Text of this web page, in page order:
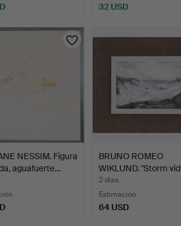
32 USD
NESSIM. Figura
aguafuerte…
BRUNO ROMEO
WIKLUND. "Storm vid
Lofoten", …
2 días
Estimación
64 USD